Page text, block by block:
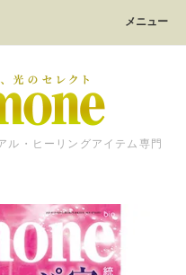
メニュー
ル・ヒーリングアイテム専門